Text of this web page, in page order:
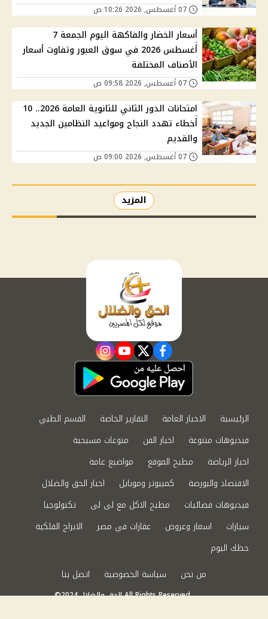
أسعار الخضار والفاكهة اليوم الجمعة 7
أغسطس 2026 في سوق العبور وتفاوت أسعار
الأصناف المختلفة
امتحانات الدور الثاني للثانوية العامة 2026.. 10
أخطاء تهدد النجاح ومواعيد النظامين الجديد
والقديم
المزيد
facebook
twitter
youtube
instagram
الرئيسية الاخبار العامة التقارير الخاصة
القسم الطبي
فيديوهات متنوعة
اخبار الفن
منوعات مسيحية
اخبار الرياضة
مطبخ الموقع
مواضيع عامة
الاقتصاد والبورصة
كمبيوتر وموبايل
اخبار الحق والضلال
فيديوهات فضائيات
مطبخ الاكل مع لى لى
تكنولوجيا
سيارات
اسعار وعروض عقارات في مصر
الابراج الفلكية
حظك اليوم
من نحن
سياسة الخصوصية اتصل بنا
©2024 الحق والضلال All Rights Reserved.